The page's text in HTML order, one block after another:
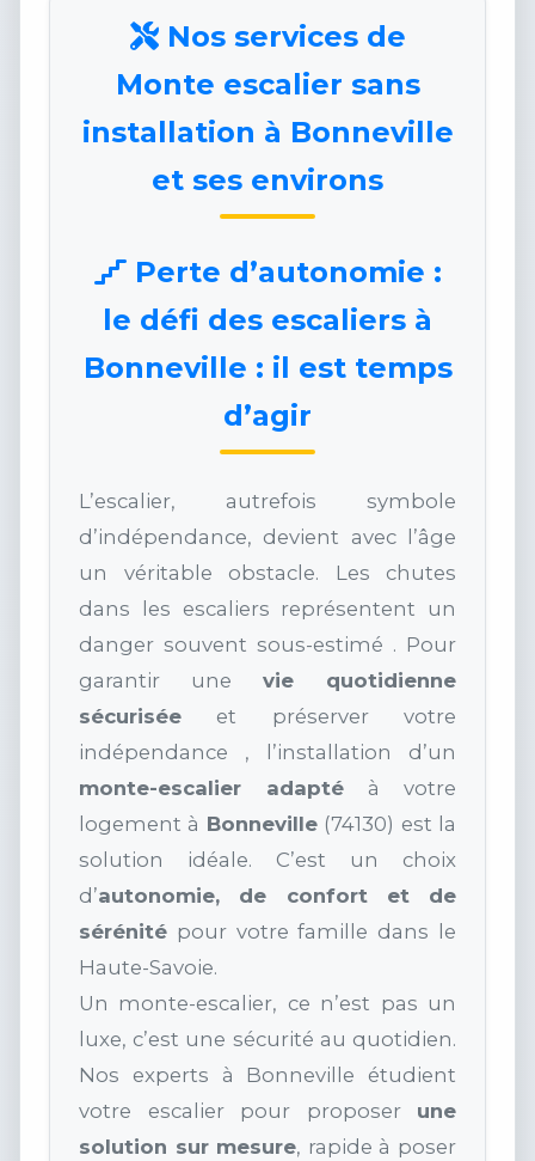
Nos services de
Monte escalier sans
installation à Bonneville
et ses environs
Perte d’autonomie :
le défi des escaliers à
Bonneville : il est temps
d’agir
L’escalier, autrefois symbole
d’indépendance, devient avec l’âge
un véritable obstacle. Les chutes
dans les escaliers représentent un
danger souvent sous-estimé . Pour
garantir une vie quotidienne
sécurisée et préserver votre
indépendance , l’installation d’un
monte-escalier adapté à votre
logement à Bonneville(74130) est la
solution idéale. C’est un choix
d’autonomie, de confort et de
sérénité pour votre famille dans le
Haute-Savoie.
Un monte-escalier, ce n’est pas un
luxe, c’est une sécurité au quotidien.
Nos experts à Bonneville étudient
votre escalier pour proposer une
solution sur mesure, rapide à poser